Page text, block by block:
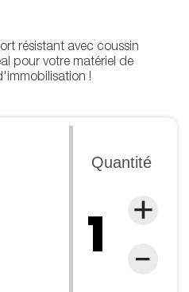
Quantité
résistant avec coussin
pour votre matériel de
!